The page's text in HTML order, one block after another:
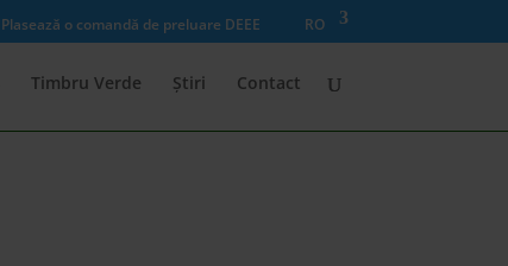
Plasează o comandă de preluare DEEE RO
Timbru Verde Știri Contact